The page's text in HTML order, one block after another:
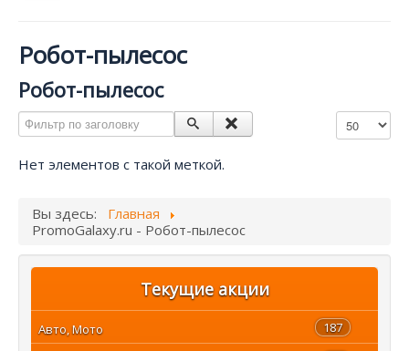
Форум
Робот-пылесос
Робот-пылесос
Фильтр по заголовку Кол-во
Нет элементов с такой меткой.
Вы здесь:
Главная
PromoGalaxy.ru - Робот-пылесос
Текущие акции
187
Авто, Мото